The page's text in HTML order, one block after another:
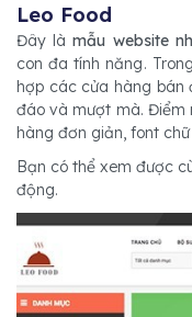
Leo Food
Đây làmẫu website
con đa tính năng.
hợp các cửa hàng bán
đáo và mượt mà. Điểm
hàng đơn giản, font
Bạn có thể xem được
động.